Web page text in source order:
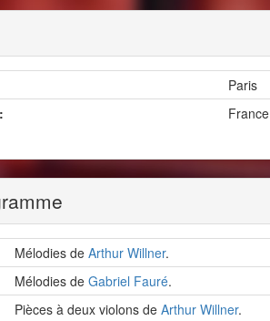
Paris
France
Mélodies de Arthur Willner.
Mélodies de Gabriel Fauré.
Pièces à deux violons de Arthur Willner.